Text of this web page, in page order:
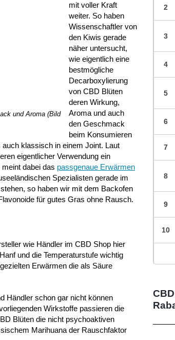
und Aroma (Bild
mit voller Kraft
weiter. So haben
Wissenschaftler von
den Kiwis gerade
näher untersucht,
wie eigentlich eine
bestmögliche
Decarboxylierung
von CBD Blüten
deren Wirkung,
Aroma und auch
den Geschmack
beim Konsumieren
klassisch in einem Joint. Laut
eigentlicher Verwendung ein
dabei das passgenaue Erwärmen
Spezialisten gerade im
so haben wir mit dem Backofen
für gutes Gras ohne Rausch.
wie Händler im CBD Shop hier
und die Temperaturstufe wichtig
Erwärmen die als Säure
Händler schon gar nicht können
Wirkstoffe passieren die
Blüten die nicht psychoaktiven
Marihuana der Rauschfaktor
2
3
4
5
6
7
8
9
10